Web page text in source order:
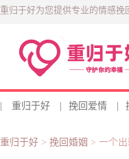
重归于好为您提供专业的情感挽
重归于好 挽回爱情
重归于好> 挽回婚姻 > 一个